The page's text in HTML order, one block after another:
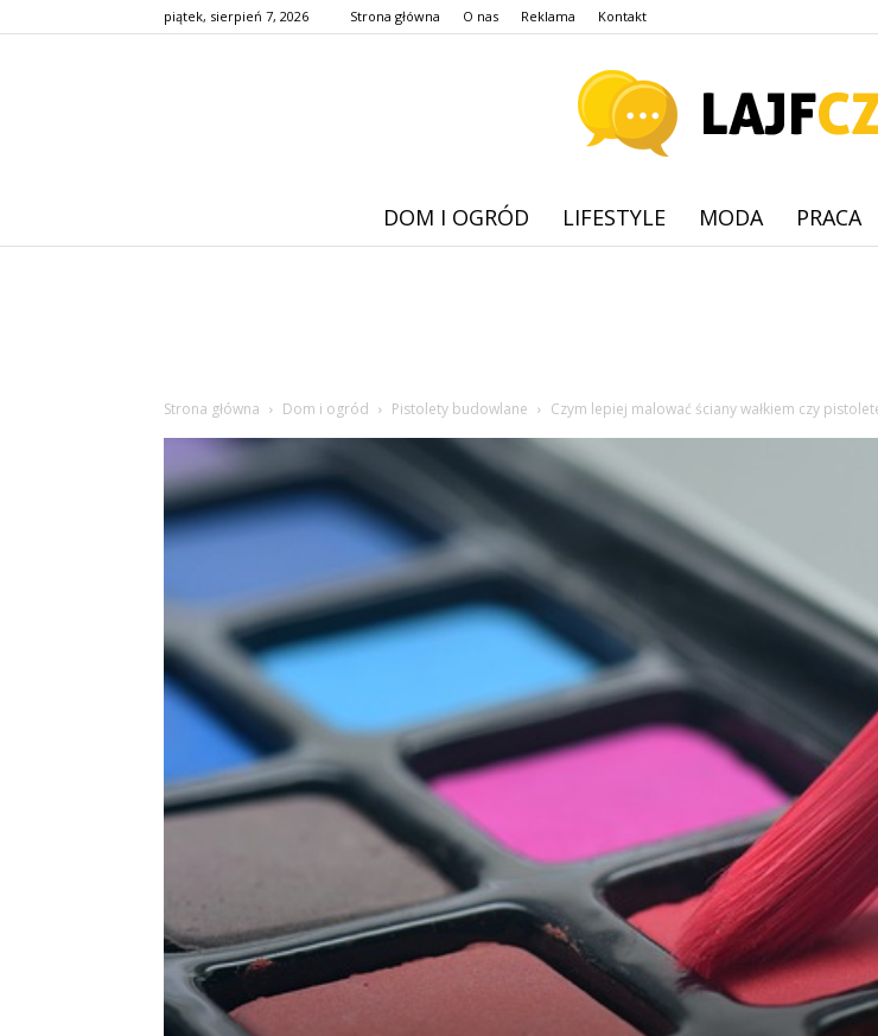
piątek, sierpień 7, 2026 Strona główna O nas Reklama Kontakt
DOM I OGRÓD LIFESTYLE MODA PRACA
Strona główna Dom i ogród Pistolety budowlane Czym lepiej malować ściany wałkiem czy